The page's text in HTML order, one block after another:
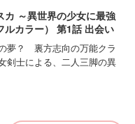
カ ～異世界の少女に最強
ルカラー） 第1話 出会い
夢？ 裏方志向の万能クラ
剣士による、二人三脚の異